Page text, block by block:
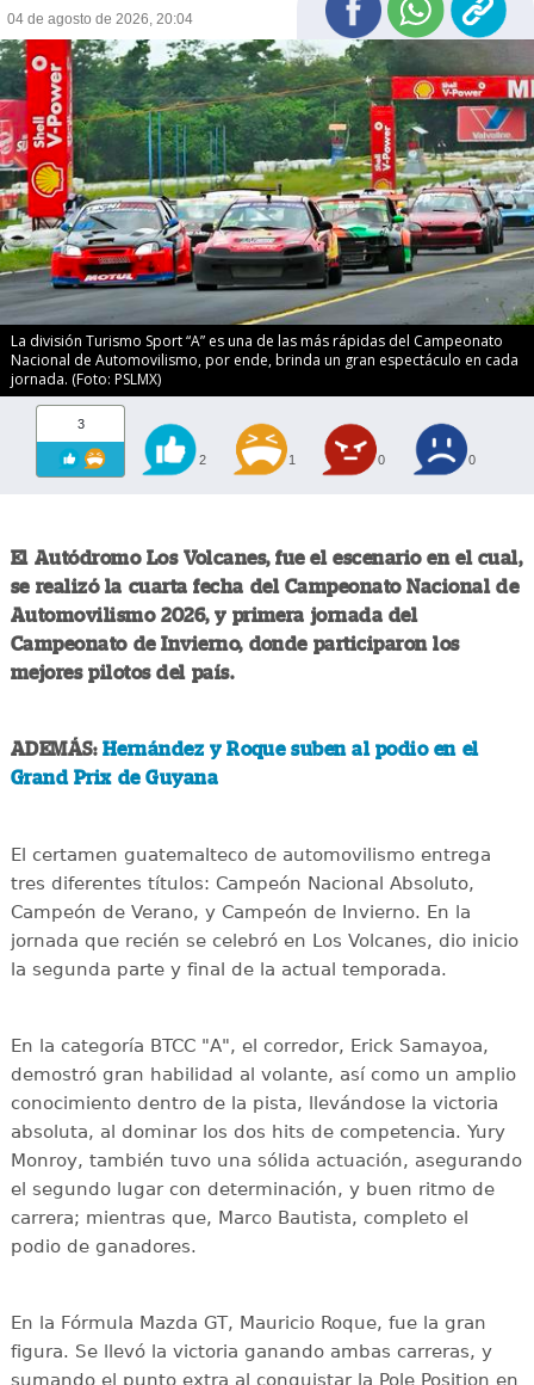
04 de agosto de 2026, 20:04
La división Turismo Sport “A” es una de las más rápidas del Campeonato
Nacional de Automovilismo, por ende, brinda un gran espectáculo en cada
jornada. (Foto: PSLMX)
3
2 1 0 0
El Autódromo Los Volcanes, fue el escenario en el cual,
se realizó la cuarta fecha del Campeonato Nacional de
Automovilismo 2026, y primera jornada del
Campeonato de Invierno, donde participaron los
mejores pilotos del país.
ADEMÁS: Hernández y Roque suben al podio en el
Grand Prix de Guyana
El certamen guatemalteco de automovilismo entrega
tres diferentes títulos: Campeón Nacional Absoluto,
Campeón de Verano, y Campeón de Invierno. En la
jornada que recién se celebró en Los Volcanes, dio inicio
la segunda parte y final de la actual temporada.
En la categoría BTCC "A", el corredor, Erick Samayoa,
demostró gran habilidad al volante, así como un amplio
conocimiento dentro de la pista, llevándose la victoria
absoluta, al dominar los dos hits de competencia. Yury
Monroy, también tuvo una sólida actuación, asegurando
el segundo lugar con determinación, y buen ritmo de
carrera; mientras que, Marco Bautista, completo el
podio de ganadores.
En la Fórmula Mazda GT, Mauricio Roque, fue la gran
figura. Se llevó la victoria ganando ambas carreras, y